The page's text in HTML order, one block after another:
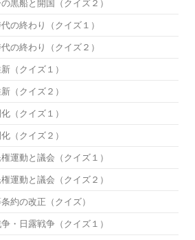
黒船と開国（クイズ２）
の終わり（クイズ１）
の終わり（クイズ２）
（クイズ１）
（クイズ２）
（クイズ１）
（クイズ２）
運動と議会（クイズ１）
運動と議会（クイズ２）
約の改正（クイズ）
・日露戦争（クイズ１）